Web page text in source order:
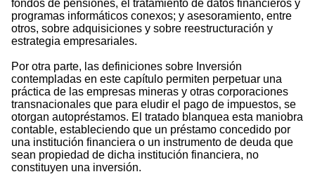
fondos de pensiones, el tratamiento de datos financieros y
programas informáticos conexos; y asesoramiento, entre
otros, sobre adquisiciones y sobre reestructuración y
estrategia empresariales.
Por otra parte, las definiciones sobre Inversión
contempladas en este capítulo permiten perpetuar una
práctica de las empresas mineras y otras corporaciones
transnacionales que para eludir el pago de impuestos, se
otorgan autopréstamos. El tratado blanquea esta maniobra
contable, estableciendo que un préstamo concedido por
una institución financiera o un instrumento de deuda que
sean propiedad de dicha institución financiera, no
constituyen una inversión.